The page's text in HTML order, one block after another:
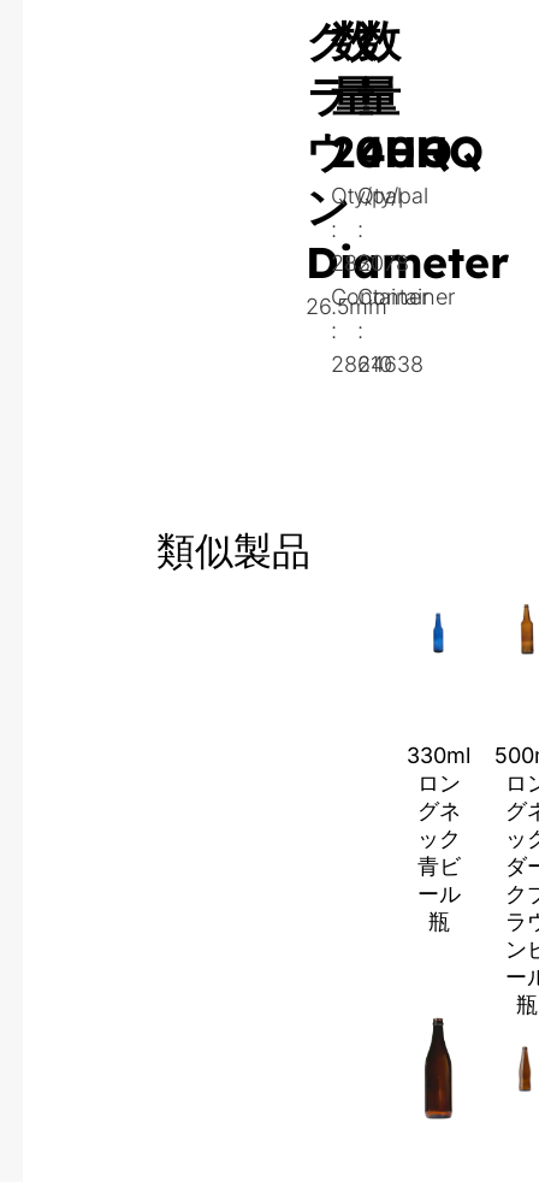
ク
ラ
ウ
ン
Diameter
26.5mm
数
量
20HQ
Qty/pal
:
2821
Container
:
28210
数
量
40HQ
Qty/pal
:
3078
Container
:
64638
類似製品
330ml
ロン
グネ
ック
青ビ
ール
瓶
ロ
グ
ッ
ダ
ク
ラ
ン
ー
瓶